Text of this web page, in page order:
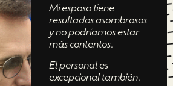
Mi esposo tiene
resultados asombrosos
y no podríamos estar
más contentos.
El personal es
excepcional también.